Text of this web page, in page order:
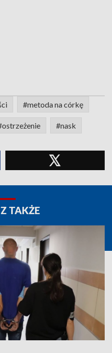
#metoda na córkę
#nask
TAKŻE